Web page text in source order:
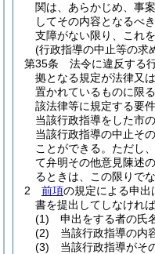
関は、あらかじめ、事
してその内容となるべ
支障がない限り、これ
(行政指導の中止等の求
第35条
法令に違反する
拠となる規定が法律又
置かれているものに限
該法律等に規定する要
当該行政指導をした市
当該行政指導の中止そ
ことができる。 ただし
て弁明その他意見陳述
るときは、この限りでな
2
前項の規定による申出
書を提出してしなければ
(1)
申出をする者の氏
(2)
当該行政指導の内
(3)
当該行政指導がそ